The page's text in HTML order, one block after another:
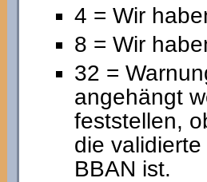
4 = Wir
8 = Wir
32 =
angehängt
feststellen,
die
BBAN ist.